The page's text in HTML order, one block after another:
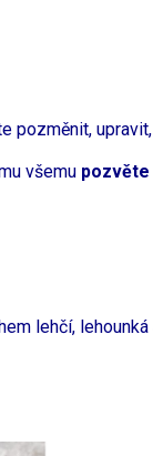
pozměnit,
všemu
lehčí, lehounká